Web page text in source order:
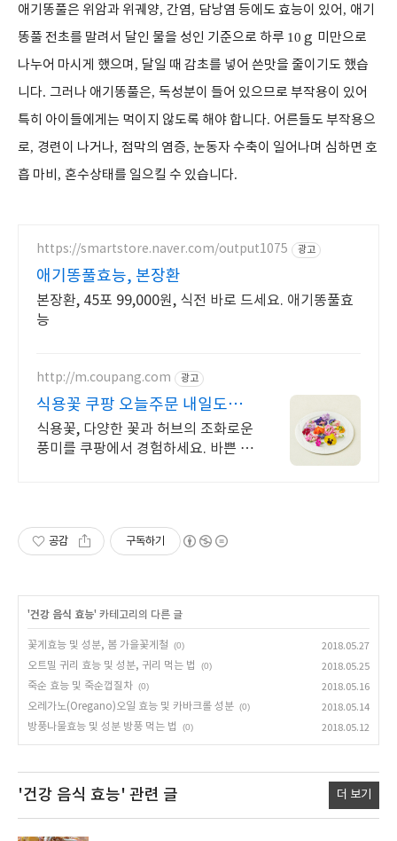
애기똥풀은 위암과 위궤양, 간염, 담낭염 등에도 효능이 있어 , 애기
똥풀 전초를 말려서 달인 물을 성인 기준으로 하루 10 ｇ 미만으로
나누어 마시게 했으며 , 달일 때 감초를 넣어 쓴맛을 줄이기도 했습
니다. 그러나 애기똥풀은, 독성분이 들어 있으므로 부작용이 있어
특히 아이들에게는 먹이지 않도록 해야 합니다. 어른들도 부작용으
로, 경련이 나거나, 점막의 염증, 눈동자 수축이 일어나며 심하면 호
흡 마비 , 혼수상태를 일으킬 수 있습니다.
https://smartstore.naver.com/output1075 광고
애기똥풀효능, 본장환
본장환, 45포 99,000원, 식전 바로 드세요. 애기똥풀효
능
http://m.coupang.com 광고
식용꽃 쿠팡 오늘주문 내일도착
로켓배송
식용꽃, 다양한 꽃과 허브의 조화로운
풍미를 쿠팡에서 경험하세요. 바쁜 일
공감 구독하기
'건강 음식 효능' 카테고리의 다른 글
꽃게효능 및 성분, 봄 가을꽃게철 (0)
2018.05.27
오트밀 귀리 효능 및 성분, 귀리 먹는 법
(0)
2018.05.25
죽순 효능 및 죽순껍질차 (0)
2018.05.16
오레가노(Oregano)오일 효능 및 카바크롤 성분 (0)
2018.05.14
방풍나물효능 및 성분 방풍 먹는 법
(0) 2018.05.12
'건강 음식 효능' 관련 글 더 보기